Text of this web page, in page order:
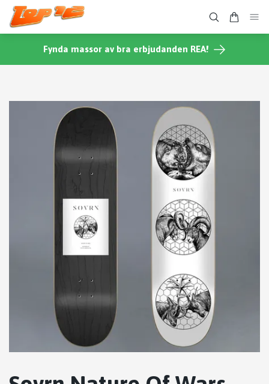
Fynda massor av bra erbjudanden REA!